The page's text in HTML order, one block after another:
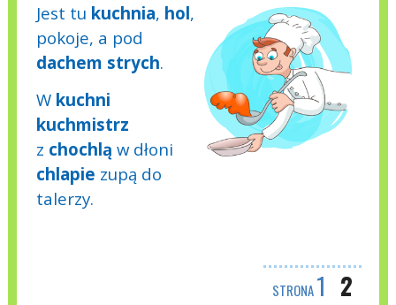
Jest tu kuchnia, hol,
pokoje, a pod
dachem strych.
W kuchni
kuchmistrz
z chochlą w dłoni
chlapie zupą do
talerzy.
STRONA1 2